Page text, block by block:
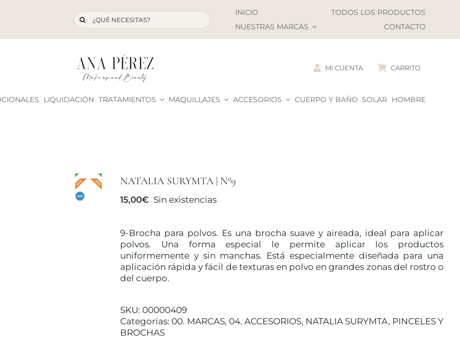
Buscar: INICIO
TODOS LOS PRODUCTOS
NUESTRAS MARCAS
CONTACTO
MI CUENTA CARRITO
LIQUIDACIÓN TRATAMIENTOS MAQUILLAJES ACCESORIOS CUERPO Y BAÑO SOLAR HOMBRE
NATALIA SURYMTA | Nº9
15,00€ Sin existencias
9-Brocha para polvos. Es una brocha suave y aireada, ideal para aplicar
polvos. Una forma especial le permite aplicar los productos
uniformemente y sin manchas. Está especialmente diseñada para una
aplicación rápida y fácil de texturas en polvo en grandes zonas del rostro o
del cuerpo.
SKU: 00000409
Categorías: 00. MARCAS, 04. ACCESORIOS, NATALIA SURYMTA, PINCELES Y
BROCHAS